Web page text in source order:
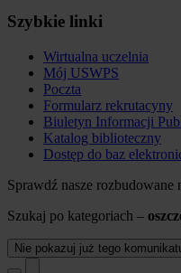
Szybkie linki
Wirtualna uczelnia
Mój USWPS
Poczta
Formularz rekrutacyny
Biuletyn Informacji
Katalog biblioteczny
Dostęp do baz
Sprawdź nasze
Szukaj po kategoriach –
Nie pokazuj już tego